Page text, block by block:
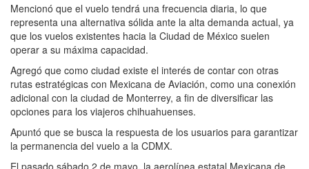
Mencionó que el vuelo tendrá una frecuencia diaria, lo que
representa una alternativa sólida ante la alta demanda actual, ya
que los vuelos existentes hacia la Ciudad de México suelen
operar a su máxima capacidad.
Agregó que como ciudad existe el interés de contar con otras
rutas estratégicas con Mexicana de Aviación, como una conexión
adicional con la ciudad de Monterrey, a fin de diversificar las
opciones para los viajeros chihuahuenses.
Apuntó que se busca la respuesta de los usuarios para garantizar
la permanencia del vuelo a la CDMX.
El pasado sábado 2 de mayo, la aerolínea estatal Mexicana de